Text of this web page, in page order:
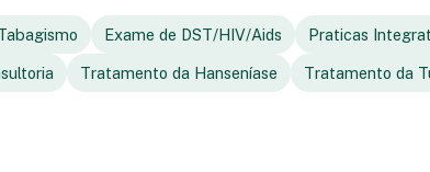
Exame de DST/HIV/Aids Praticas
Tratamento da Hanseníase Tratamento da